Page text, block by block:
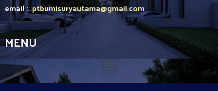
email :ptbumisuryautama@gmail.com
MENU